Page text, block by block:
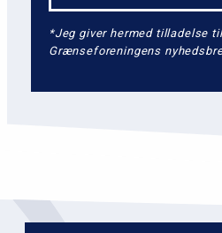
*Jeg giver hermed tilladelse
Grænseforeningens